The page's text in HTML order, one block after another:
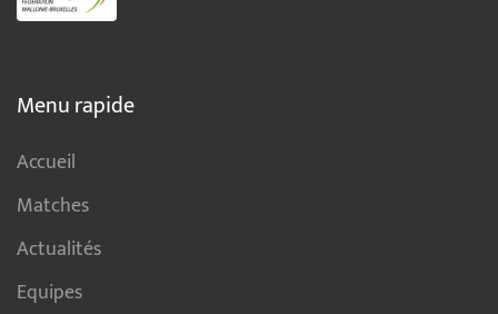
Menu rapide
Accueil
Matches
Actualités
Equipes